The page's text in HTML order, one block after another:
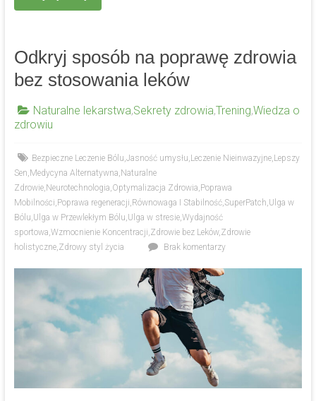
Odkryj sposób na poprawę zdrowia
bez stosowania leków
Naturalne lekarstwa,Sekrety zdrowia,Trening,Wiedza o
zdrowiu
Bezpieczne Leczenie Bólu Jasność umysłu Leczenie Nieinwazyjne, Lepszy
Sen Medycyna Alternatywna Naturalne
Zdrowie, Neurotechnologia Optymalizacja Zdrowia Poprawa
Mobilności Poprawa regeneracji Równowaga I Stabilność, SuperPatch Ulga w
Bólu Ulga w Przewlekłym Bólu Ulga w stresie, Wydajność
sportowa Wzmocnienie Koncentracji Zdrowie bez Leków, Zdrowie
holistyczne, Zdrowy styl życia Brak komentarzy